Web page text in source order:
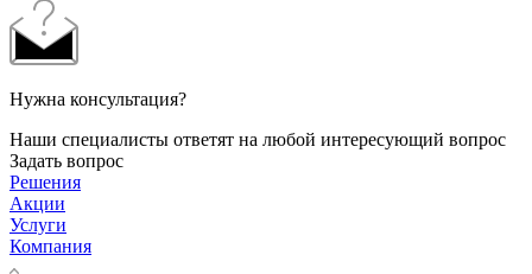
Нужна консультация?
Наши специалисты ответят на любой интересующий вопрос
Задать вопрос
Решения
Акции
Услуги
Компания